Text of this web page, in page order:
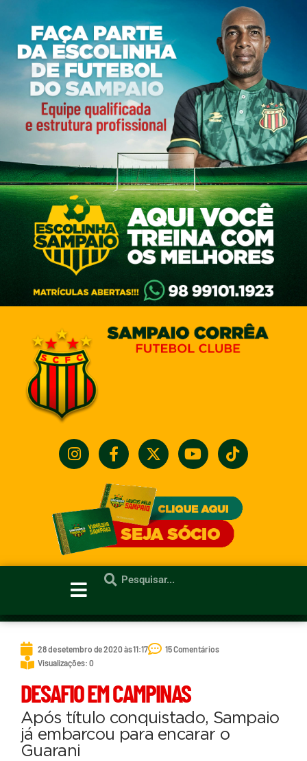
28 de setembro de 2020 às 11:17
15 Comentários
Visualizações: 0
DESAFIO EM CAMPINAS
Após título conquistado, Sampaio
já embarcou para encarar o
Guarani